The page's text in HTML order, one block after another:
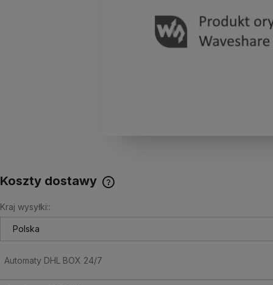
Koszty dostawy
Kraj wysyłki::
Automaty DHL BOX 24/7